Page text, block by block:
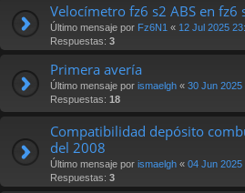
Velocímetro fz6 s2 ABS en fz6
Último mensaje por Fz6N1 « 12 Jul 2025
Respuestas: 3
Primera avería
Último mensaje por ismaelgh « 30 Jun 2025
Respuestas: 18
Compatibilidad depósito
del 2008
Último mensaje por ismaelgh « 04 Jun 2025
Respuestas: 3